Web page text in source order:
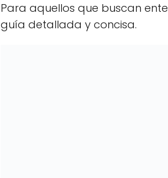
e
n
Para aquellos que buscan
guía detallada y concisa.